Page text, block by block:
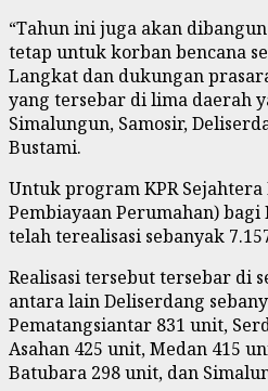
“Tahun ini juga akan
tetap untuk korban bencana
Langkat dan dukungan
yang tersebar di lima daerah
Simalungun, Samosir,
Bustami.
Untuk program KPR
Pembiayaan Perumahan)
telah terealisasi sebanyak
Realisasi tersebut tersebar di
antara lain Deliserdang
Pematangsiantar 831 unit,
Asahan 425 unit, Medan 415
Batubara 298 unit, dan